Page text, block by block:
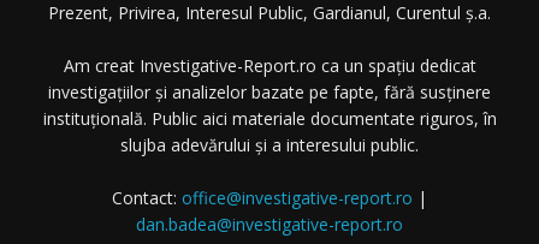
Prezent, Privirea, Interesul Public, Gardianul, Curentul ș.a.
Am creat Investigative-Report.ro ca un spațiu dedicat
investigațiilor și analizelor bazate pe fapte, fără susținere
instituțională. Public aici materiale documentate riguros, în
slujba adevărului și a interesului public.
Contact: office@investigative-report.ro |
dan.badea@investigative-report.ro